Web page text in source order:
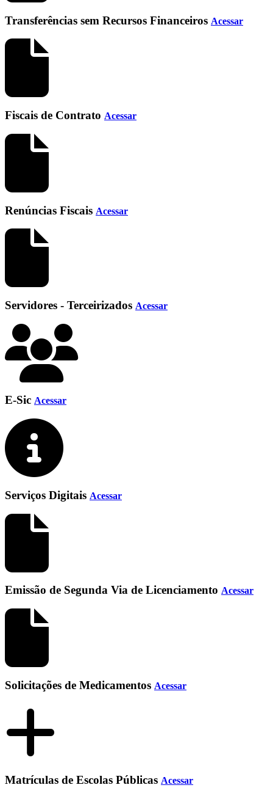
Transferências sem Recursos Financeiros Acessar
Fiscais de Contrato Acessar
Renúncias Fiscais Acessar
Servidores - Terceirizados Acessar
E-Sic Acessar
Serviços Digitais Acessar
Emissão de Segunda Via de Licenciamento Acessar
Solicitações de Medicamentos Acessar
Matrículas de Escolas Públicas Acessar